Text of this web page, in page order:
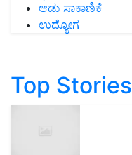
ಆಡು ಸಾಕಾಣಿಕೆ
ಉದ್ಯೋಗ
Top Stories